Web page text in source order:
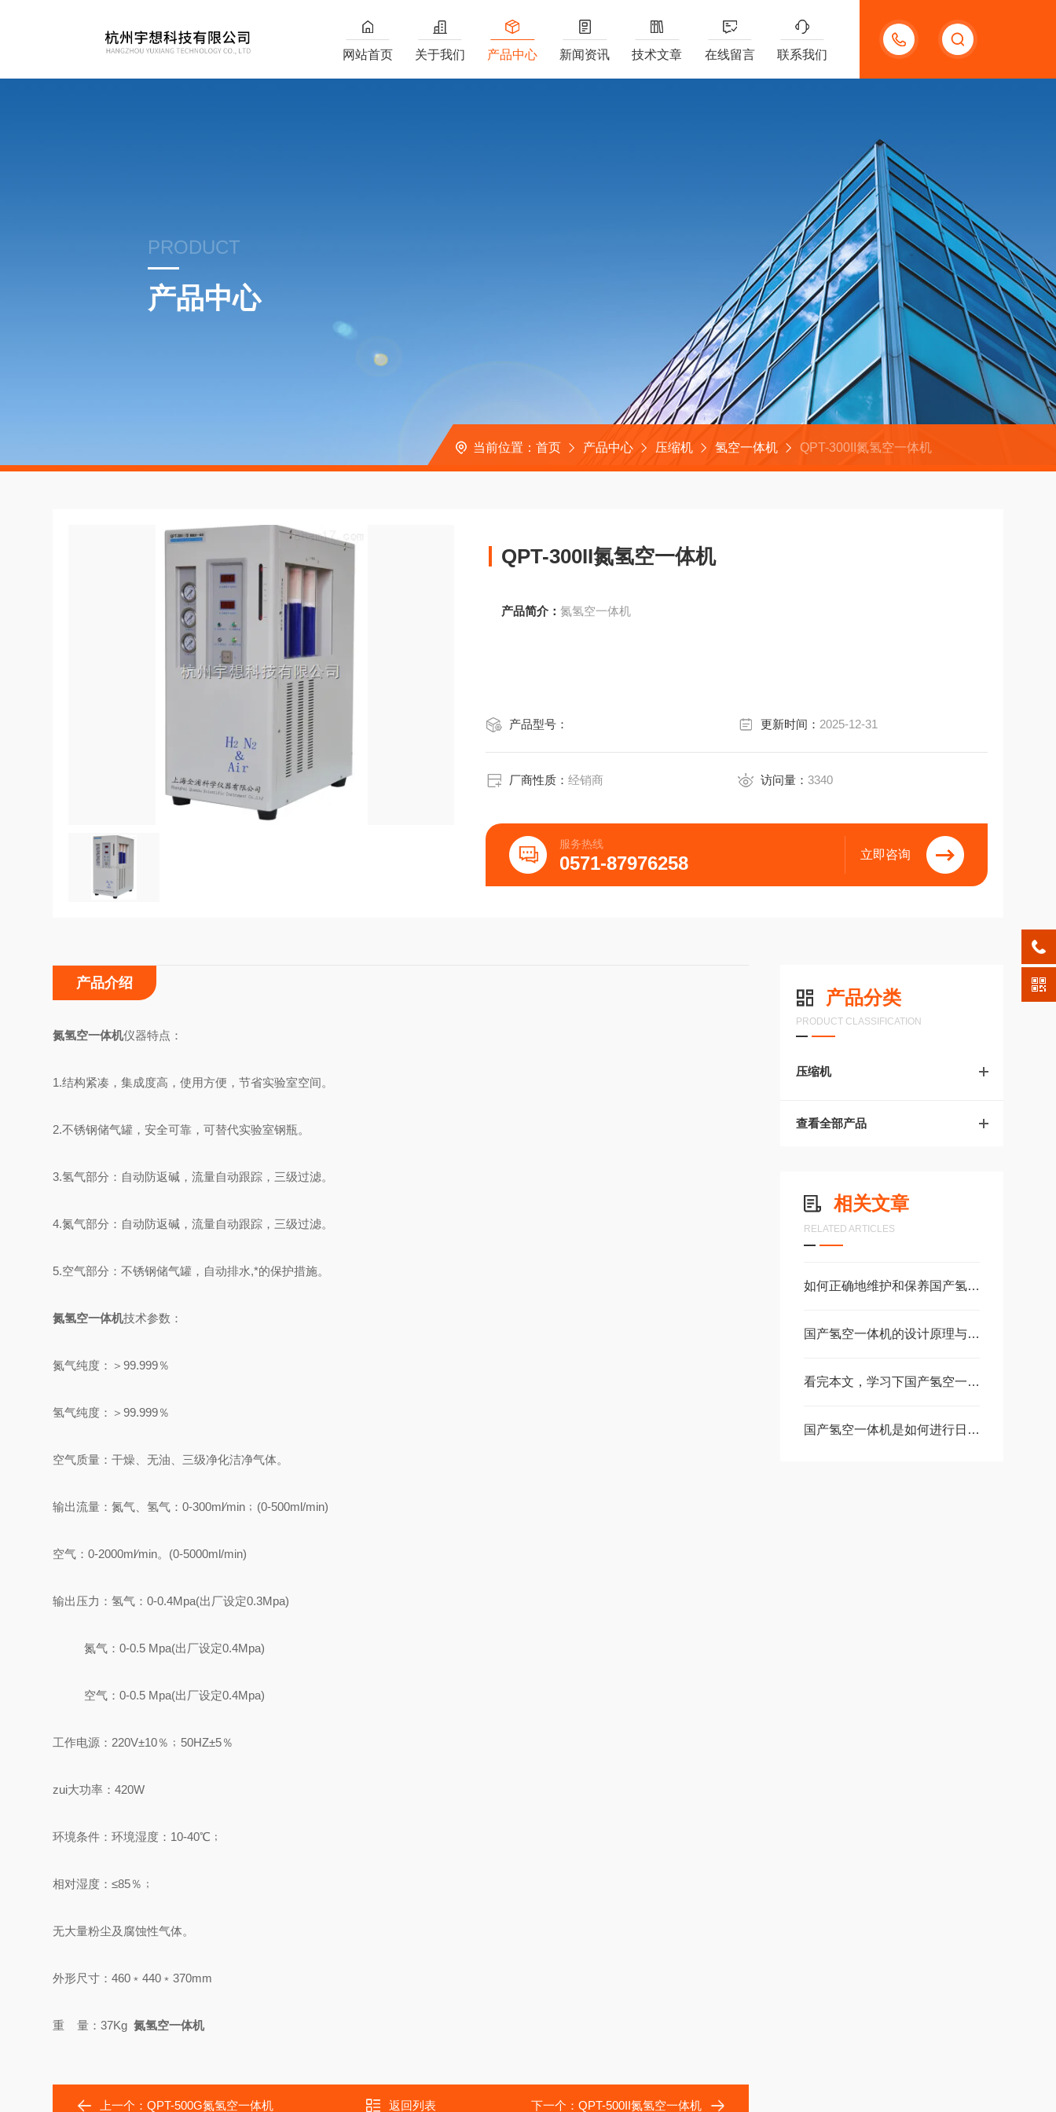
13588711092
网站首页 关于我们 产品中心 新闻资讯 技术文章 在线留言 联系我们
PRODUCT
产品中心
当前位置： 首页 产品中心 压缩机 氢空一体机 QPT-300II氮氢空一体机
QPT-300II氮氢空一体机
产品简介：氮氢空一体机
产品型号： 更新时间： 2025-12-31
厂商性质：经销商 访问量： 3340
服务热线
0571-87976258 立即咨询
产品分类
PRODUCT CLASSIFICATION
压缩机
查看全部产品
相关文章
RELATED ARTICLES
如何正确地维护和保养国产氢空一体机？
国产氢空一体机的设计原理与关键技术解析
看完本文，学习下国产氢空一体机的使用说明
国产氢空一体机是如何进行日常维护的？
产品介绍
氮氢空一体机仪器特点：
1.结构紧凑，集成度高，使用方便，节省实验室空间。
2.不锈钢储气罐，安全可靠，可替代实验室钢瓶。
3.氢气部分：自动防返碱，流量自动跟踪，三级过滤。
4.氮气部分：自动防返碱，流量自动跟踪，三级过滤。
5.空气部分：不锈钢储气罐，自动排水,*的保护措施。
氮氢空一体机技术参数：
氮气纯度：＞99.999％
氢气纯度：＞99.999％
空气质量：干燥、无油、三级净化洁净气体。
输出流量：氮气、氢气：0-300ml∕min﹔(0-500ml/min)
空气：0-2000ml∕min。(0-5000ml/min)
输出压力：氢气：0-0.4Mpa(出厂设定0.3Mpa)
氮气：0-0.5 Mpa(出厂设定0.4Mpa)
空气：0-0.5 Mpa(出厂设定0.4Mpa)
工作电源：220V±10％﹔50HZ±5％
zui大功率：420W
环境条件：环境湿度：10-40℃﹔
相对湿度：≤85％﹔
无大量粉尘及腐蚀性气体。
外形尺寸：460﹡440﹡370mm
重 量：37Kg氮氢空一体机
上一个：QPT-500G氮氢空一体机 返回列表 下一个： QPT-500II氮氢空一体机